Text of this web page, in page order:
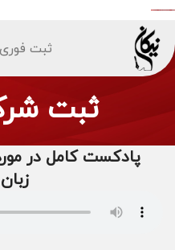
ثبت
ثبت
پادکست کامل در